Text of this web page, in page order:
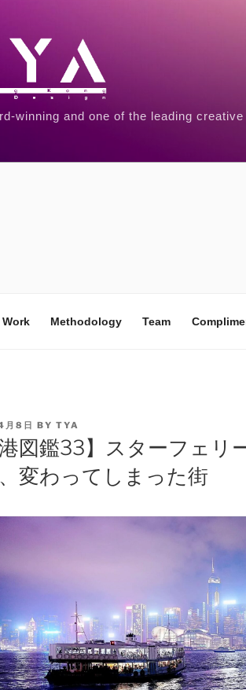
winning and one of the leading
Work Methodology Team
8日 BY TYA
港図鑑33】スターフェリ
変わってしまった街